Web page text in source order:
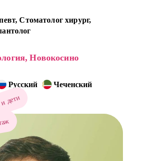
Стоматолог хирург,
Новокосино
Русский Чеченский
дети